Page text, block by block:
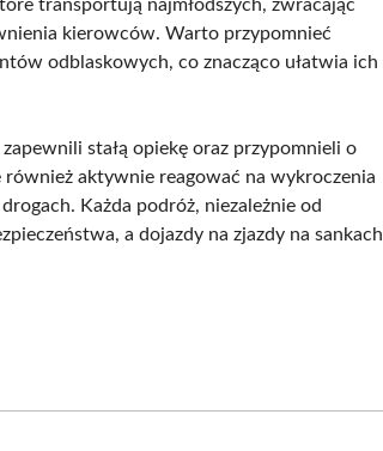
transportują najmłodszych, zwracając
kierowców. Warto przypomnieć
odblaskowych, co znacząco ułatwia ich
stałą opiekę oraz przypomnieli o
również aktywnie reagować na wykroczenia
Każda podróż, niezależnie od
a dojazdy na zjazdy na sankach